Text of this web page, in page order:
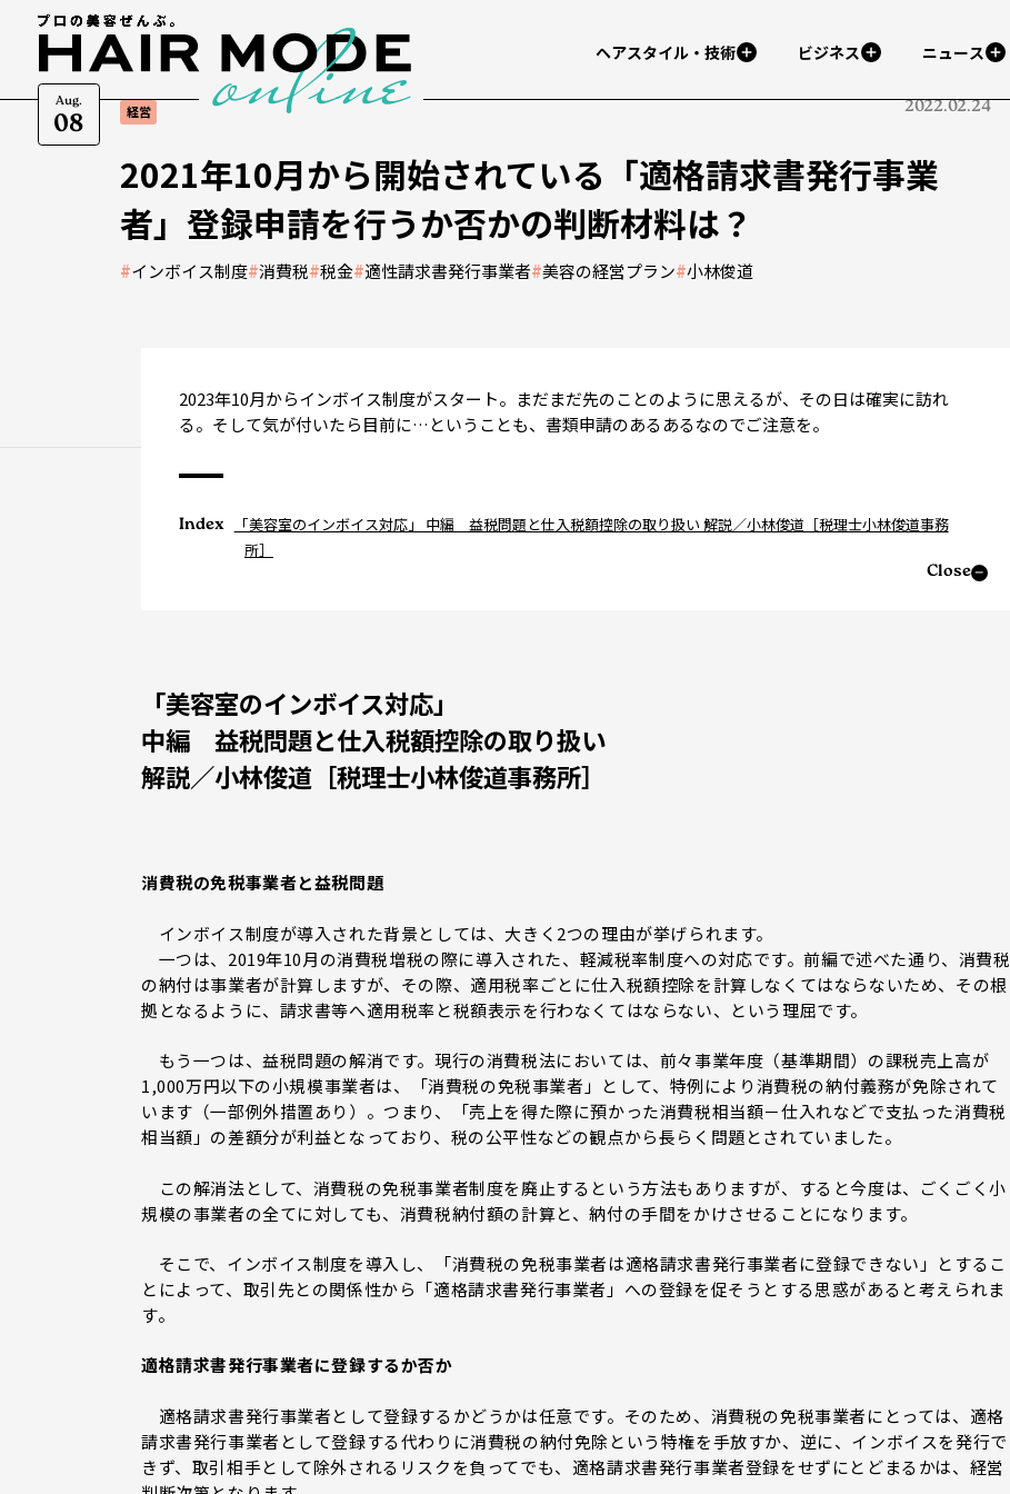
Aug.
08
ヘアスタイル・技術 ビジネス ニュース
経営 2022.02.24
2021年10月から開始されている「適格請求書発行事業
者」登録申請を行うか否かの判断材料は？
#インボイス制度#消費税#税金#適性請求書発行事業者#美容の経営プラン#小林俊道
2023年10月からインボイス制度がスタート。まだまだ先のことのように思えるが、その日は確実に訪れ
る。そして気が付いたら目前に…ということも、書類申請のあるあるなのでご注意を。
Index
Close
「美容室のインボイス対応」 中編 益税問題と仕入税額控除の取り扱い 解説／小林俊道［税理士小林俊道事務
所］
「美容室のインボイス対応」
中編 益税問題と仕入税額控除の取り扱い
解説／小林俊道［税理士小林俊道事務所］
消費税の免税事業者と益税問題
インボイス制度が導入された背景としては、大きく2つの理由が挙げられます。
一つは、2019年10月の消費税増税の際に導入された、軽減税率制度への対応です。前編で述べた通り、消費税
の納付は事業者が計算しますが、その際、適用税率ごとに仕入税額控除を計算しなくてはならないため、その根
拠となるように、請求書等へ適用税率と税額表示を行わなくてはならない、という理屈です。
もう一つは、益税問題の解消です。現行の消費税法においては、前々事業年度（基準期間）の課税売上高が
1,000万円以下の小規模事業者は、「消費税の免税事業者」として、特例により消費税の納付義務が免除されて
います（一部例外措置あり）。つまり、「売上を得た際に預かった消費税相当額－仕入れなどで支払った消費税
相当額」の差額分が利益となっており、税の公平性などの観点から長らく問題とされていました。
この解消法として、消費税の免税事業者制度を廃止するという方法もありますが、すると今度は、ごくごく小
規模の事業者の全てに対しても、消費税納付額の計算と、納付の手間をかけさせることになります。
そこで、インボイス制度を導入し、「消費税の免税事業者は適格請求書発行事業者に登録できない」とするこ
とによって、取引先との関係性から「適格請求書発行事業者」への登録を促そうとする思惑があると考えられま
す。
適格請求書発行事業者に登録するか否か
適格請求書発行事業者として登録するかどうかは任意です。そのため、消費税の免税事業者にとっては、適格
請求書発行事業者として登録する代わりに消費税の納付免除という特権を手放すか、逆に、インボイスを発行で
きず、取引相手として除外されるリスクを負ってでも、適格請求書発行事業者登録をせずにとどまるかは、経営